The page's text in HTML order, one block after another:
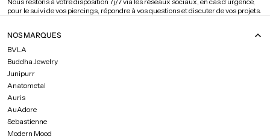
pour le suivi de vos piercings, répondre à vos questions et discuter de vos projets.
NOS MARQUES
BVLA
Buddha Jewelry
Junipurr
Anatometal
Auris
AuAdore
Sebastienne
Modern Mood